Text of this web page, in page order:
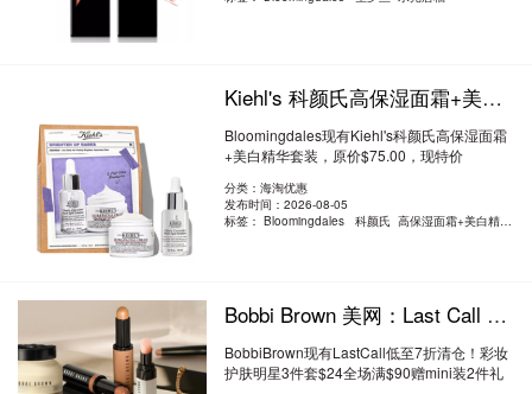
Kiehl's 科颜氏高保湿面霜+美白精华套装 6.4折 $47.81（约323.42元）
Bloomingdales现有Kiehl's科颜氏高保湿面霜
+美白精华套装，原价$75.00，现特价
分类：海淘优惠
发布时间：2026-08-05
标签：Bloomingdales 科颜氏 高保湿面霜+美白精华套装
Bobbi Brown 美网：Last Call 低至7折清仓！彩妆护肤明星3件套$24 全场满$90赠
BobbiBrown现有LastCall低至7折清仓！彩妆
护肤明星3件套$24全场满$90赠mini装2件礼